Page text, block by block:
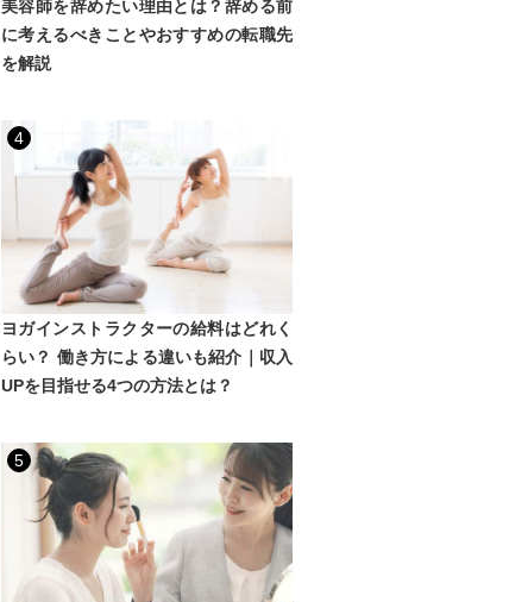
美容師を辞めたい理由とは？辞める前
に考えるべきことやおすすめの転職先
を解説
4
ヨガインストラクターの給料はどれく
らい？ 働き方による違いも紹介｜収入
UPを目指せる4つの方法とは？
5